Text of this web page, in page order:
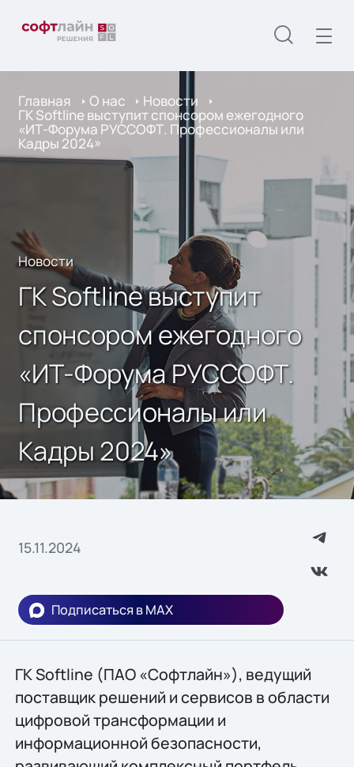
Главная О нас Новости
ГК Softline выступит спонсором ежегодного
«ИТ-Форума РУССОФТ. Профессионалы или
Кадры 2024»
Новости
ГК Softline выступит
спонсором ежегодного
«ИТ-Форума РУССОФТ.
Профессионалы или
Кадры 2024»
15.11.2024
Подписаться в MAX
ГК Softline (ПАО «Софтлайн»), ведущий
поставщик решений и сервисов в области
цифровой трансформации и
информационной безопасности,